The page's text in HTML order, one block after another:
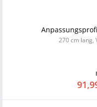
270 cm lang,